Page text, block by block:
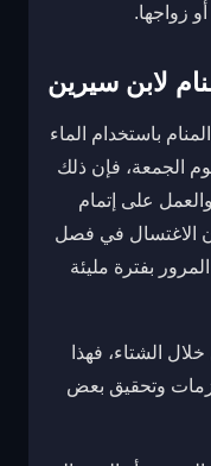
زواجها.
لابن سيرين
باستخدام الماء
الجمعة، فإن ذلك
على إتمام
الاغتسال في فصل
بفترة مليئة
الشتاء، فهذا
وتحقيق بعض